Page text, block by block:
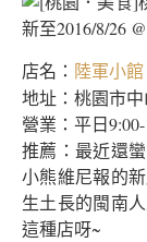
店名： 陸軍小館
地址：桃園市中
營業：平日
推薦：最近還
小熊維尼報的
生土長的閩南
這種店呀~